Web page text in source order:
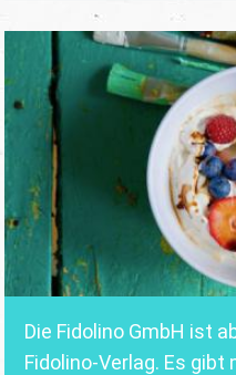
Die Fidolino GmbH ist
Fidolino-Verlag. Es gibt